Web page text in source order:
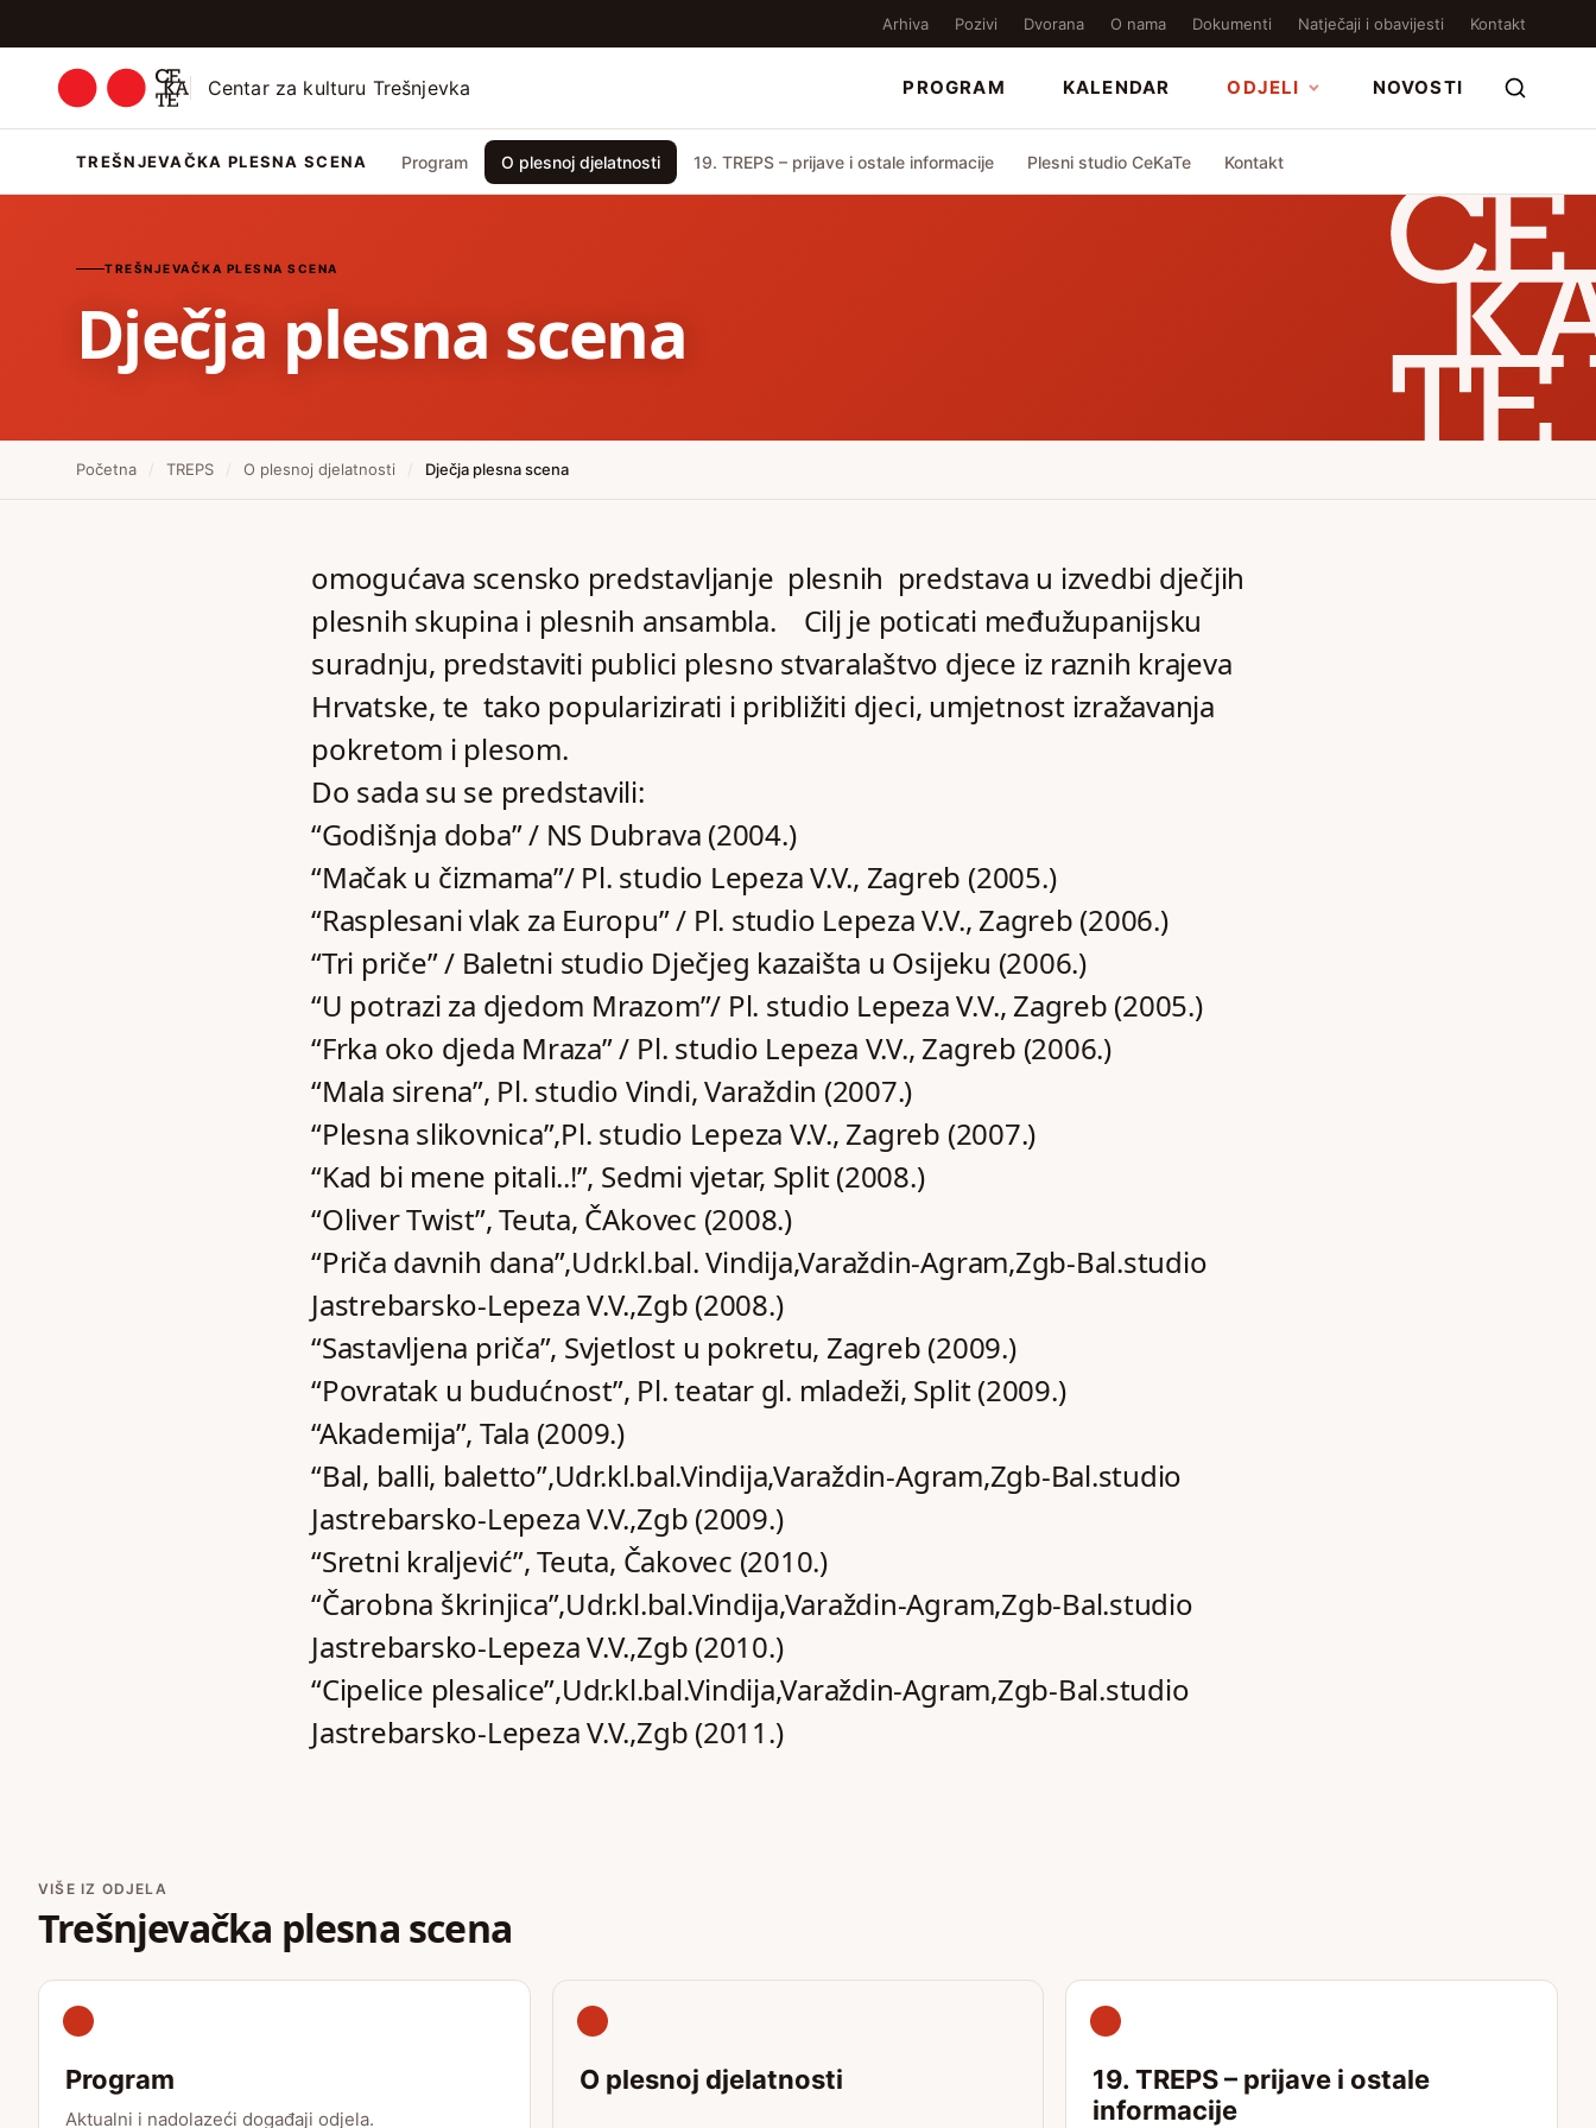
Arhiva Pozivi Dvorana O nama Dokumenti Natječaji i obavijesti Kontakt
Centar za kulturu Trešnjevka PROGRAM KALENDAR ODJELI NOVOSTI
TREŠNJEVAČKA PLESNA SCENA Program O plesnoj djelatnosti 19. TREPS – prijave i ostale informacije Plesni studio CeKaTe Kontakt
TREŠNJEVAČKA PLESNA SCENA
Dječja plesna scena
Početna / TREPS / O plesnoj djelatnosti / Dječja plesna scena
omogućava scensko predstavljanje plesnih predstava u izvedbi dječjih
plesnih skupina i plesnih ansambla. Cilj je poticati međužupanijsku
suradnju, predstaviti publici plesno stvaralaštvo djece iz raznih krajeva
Hrvatske, te tako popularizirati i približiti djeci, umjetnost izražavanja
pokretom i plesom.
Do sada su se predstavili:
“Godišnja doba” / NS Dubrava (2004.)
“Mačak u čizmama”/ Pl. studio Lepeza V.V., Zagreb (2005.)
“Rasplesani vlak za Europu” / Pl. studio Lepeza V.V., Zagreb (2006.)
“Tri priče” / Baletni studio Dječjeg kazaišta u Osijeku (2006.)
“U potrazi za djedom Mrazom”/ Pl. studio Lepeza V.V., Zagreb (2005.)
“Frka oko djeda Mraza” / Pl. studio Lepeza V.V., Zagreb (2006.)
“Mala sirena”, Pl. studio Vindi, Varaždin (2007.)
“Plesna slikovnica”,Pl. studio Lepeza V.V., Zagreb (2007.)
“Kad bi mene pitali..!”, Sedmi vjetar, Split (2008.)
“Oliver Twist”, Teuta, ČAkovec (2008.)
“Priča davnih dana”,Udr.kl.bal. Vindija,Varaždin-Agram,Zgb-Bal.studio
Jastrebarsko-Lepeza V.V.,Zgb (2008.)
“Sastavljena priča”, Svjetlost u pokretu, Zagreb (2009.)
“Povratak u budućnost”, Pl. teatar gl. mladeži, Split (2009.)
“Akademija”, Tala (2009.)
“Bal, balli, baletto”,Udr.kl.bal.Vindija,Varaždin-Agram,Zgb-Bal.studio
Jastrebarsko-Lepeza V.V.,Zgb (2009.)
“Sretni kraljević”, Teuta, Čakovec (2010.)
“Čarobna škrinjica”,Udr.kl.bal.Vindija,Varaždin-Agram,Zgb-Bal.studio
Jastrebarsko-Lepeza V.V.,Zgb (2010.)
“Cipelice plesalice”,Udr.kl.bal.Vindija,Varaždin-Agram,Zgb-Bal.studio
Jastrebarsko-Lepeza V.V.,Zgb (2011.)
VIŠE IZ ODJELA
Trešnjevačka plesna scena
Program
Aktualni i nadolazeći događaji odjela.
O plesnoj djelatnosti
19. TREPS – prijave i ostale
informacije